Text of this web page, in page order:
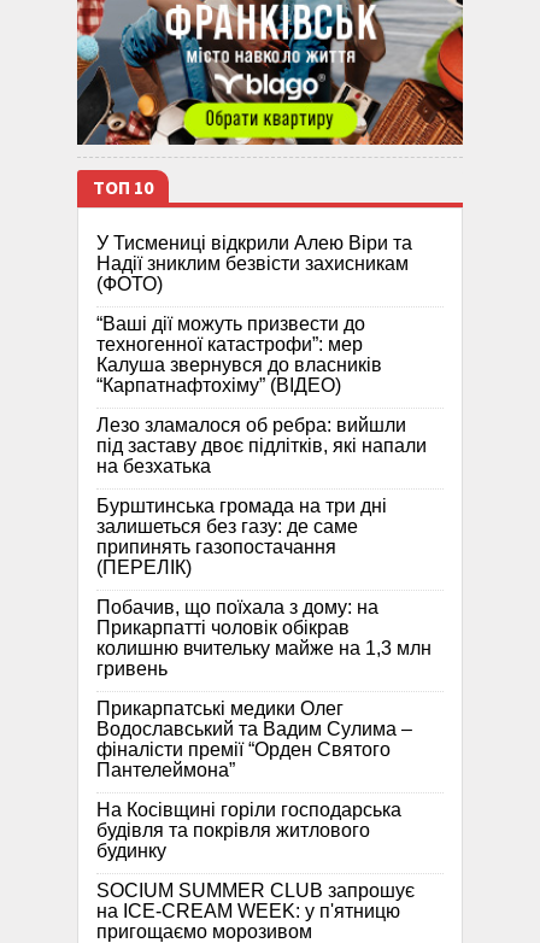
ТОП 10
У Тисмениці відкрили Алею Віри та
Надії зниклим безвісти захисникам
(ФОТО)
“Ваші дії можуть призвести до
техногенної катастрофи”: мер
Калуша звернувся до власників
“Карпатнафтохіму” (ВІДЕО)
Лезо зламалося об ребра: вийшли
під заставу двоє підлітків, які напали
на безхатька
Бурштинська громада на три дні
залишеться без газу: де саме
припинять газопостачання
(ПЕРЕЛІК)
Побачив, що поїхала з дому: на
Прикарпатті чоловік обікрав
колишню вчительку майже на 1,3 млн
гривень
Прикарпатські медики Олег
Водославський та Вадим Сулима –
фіналісти премії “Орден Святого
Пантелеймона”
На Косівщині горіли господарська
будівля та покрівля житлового
будинку
SOCIUM SUMMER CLUB запрошує
на ICE-CREAM WEEK: у п'ятницю
пригощаємо морозивом